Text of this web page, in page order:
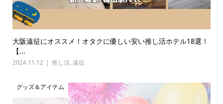
大阪遠征にオススメ！オタクに優しい安い推し活ホテル18選！
【...
2024.11.12 推し活, 遠征
グッズ＆アイテム